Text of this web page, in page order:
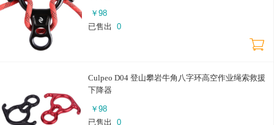
￥ 98
已售出
0
Culpeo D04 登山攀岩牛角八字环高空作业绳索救援
下降器
￥ 98
已售出
0